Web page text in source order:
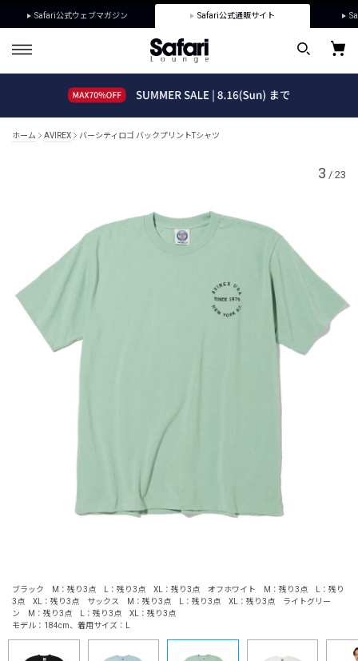
Safari公式ウェブマガジン Safari公式通販サイト
ホーム AVIREX バーシティロゴ バックプリントTシャツ
ブラック M：残り3点 L：残り3点 XL：残り3点 オフホワイト M：残り3点 L：残り
3点 XL：残り3点 サックス M：残り3点 L：残り3点 XL：残り3点 ライトグリー
ン M：残り3点 L：残り3点 XL：残り3点
モデル：184cm、着用サイズ：L
3 / 23